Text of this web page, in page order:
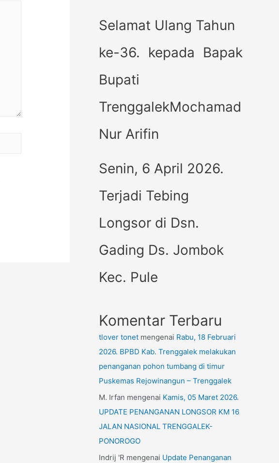
Selamat Ulang Tahun
ke-36. kepada Bapak
Bupati
TrenggalekMochamad
Nur Arifin
Senin, 6 April 2026.
Terjadi Tebing
Longsor di Dsn.
Gading Ds. Jombok
Kec. Pule
Komentar Terbaru
tlover tonet mengenai Rabu, 18 Februari
2026. BPBD Kab. Trenggalek melakukan
penanganan pohon tumbang di timur
Puskemas Rejowinangun – Trenggalek
M. Irfan mengenai Kamis, 05 Maret 2026.
UPDATE PENANGANAN LONGSOR KM 16
JALAN NASIONAL TRENGGALEK-
PONOROGO
Indrij 'R mengenai Update Penanganan